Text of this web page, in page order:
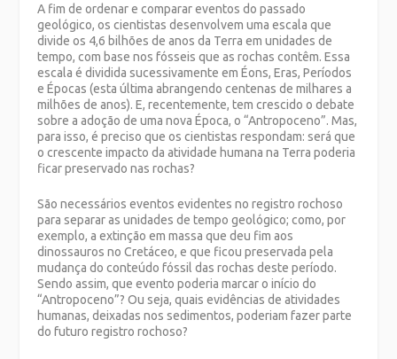
A fim de ordenar e comparar eventos do passado
geológico, os cientistas desenvolvem uma escala que
divide os 4,6 bilhões de anos da Terra em unidades de
tempo, com base nos fósseis que as rochas contêm. Essa
escala é dividida sucessivamente em Éons, Eras, Períodos
e Épocas (esta última abrangendo centenas de milhares a
milhões de anos). E, recentemente, tem crescido o debate
sobre a adoção de uma nova Época, o “Antropoceno”. Mas,
para isso, é preciso que os cientistas respondam: será que
o crescente impacto da atividade humana na Terra poderia
ficar preservado nas rochas?
São necessários eventos evidentes no registro rochoso
para separar as unidades de tempo geológico; como, por
exemplo, a extinção em massa que deu fim aos
dinossauros no Cretáceo, e que ficou preservada pela
mudança do conteúdo fóssil das rochas deste período.
Sendo assim, que evento poderia marcar o início do
“Antropoceno”? Ou seja, quais evidências de atividades
humanas, deixadas nos sedimentos, poderiam fazer parte
do futuro registro rochoso?